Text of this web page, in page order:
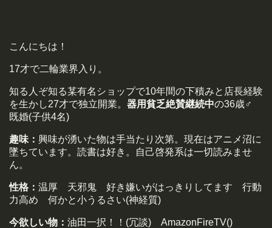
こんにちは！
17才で二輪業界入り。
知る人ぞ知る某有名ショップで10年間の下積みと店長経験
を生かし27才で独立開業。 器用貧乏絶賛継続中の36歳♂
既婚(子供4名)
趣味： 興味が湧いた物は手当たり次第。現在はアニメ沼に
墜ちています。読書は好き。自己啓発系は一切読みませ
ん。
性格： 温厚 天邪鬼 好き嫌いがはっきりしてます 行動
力高め 何かと小うるさい(神経質)
今欲しい物： 油田一択！！(冗談) AmazonFireTV()